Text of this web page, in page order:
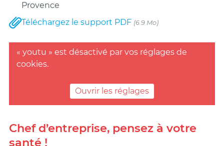
Provence
Téléchargez le support PDF (6.9 Mo)
« youtu » est désactivé par vos réglages de
cookies.
Ouvrir les réglages
Chef d’entreprise, pensez à votre
santé !